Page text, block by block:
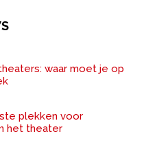
waar moet je op
plekken voor
het theater